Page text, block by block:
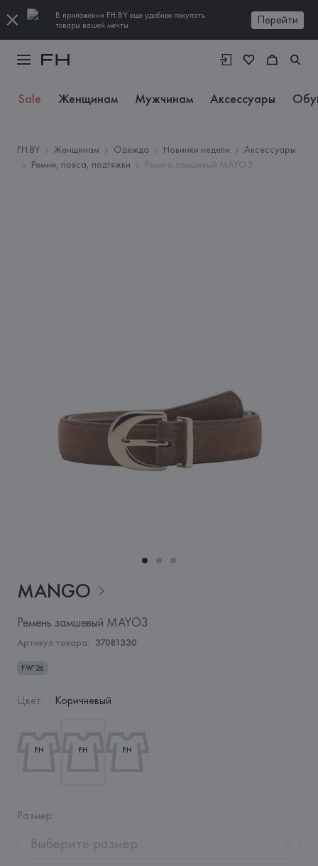
В приложении FH.BY еще удобнее покупать
товары вашей мечты
Перейти
Sale Женщинам Мужчинам Аксессуары
FH.BY Женщинам Одежда Новинки недели
Аксессуары
Ремни, пояса, подтяжки
Ремень замшевый MAYO3
MANGO
Ремень замшевый MAYO3
Артикул товара: 37081330
FW'26
Цвет: Коричневый
Размер:
Выберите размер